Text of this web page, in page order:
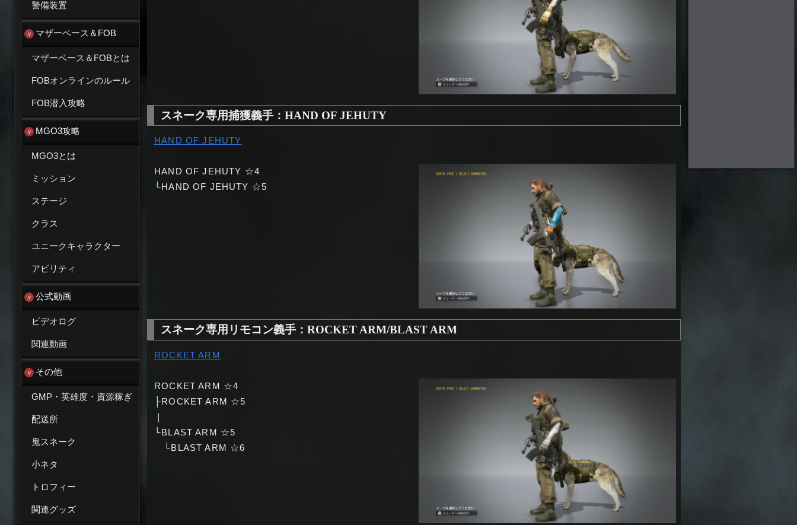
スネーク専用捕獲義手：HAND OF JEHUTY
HAND OF JEHUTY
HAND OF JEHUTY ☆4
└HAND OF JEHUTY ☆5
スネーク専用リモコン義手：ROCKET ARM/BLAST ARM
ROCKET ARM
ROCKET ARM ☆4
├ROCKET ARM ☆5
└BLAST ARM ☆5
└BLAST ARM ☆6
警備装置
マザーベース＆FOB
マザーベース＆FOBとは
FOBオンラインのルール
FOB潜入攻略
MGO3攻略
MGO3とは
ミッション
ステージ
クラス
ユニークキャラクター
アビリティ
公式動画
ビデオログ
関連動画
その他
GMP・英雄度・資源稼ぎ
配送所
鬼スネーク
小ネタ
トロフィー
関連グッズ